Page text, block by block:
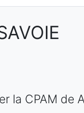
la CPAM de